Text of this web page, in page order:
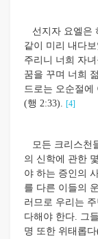
선지자 요엘은
같이 미리 내다
주리니 너희 자
꿈을 꾸며 너희
드로는 오순절에
(행 2:33). [4]
모든 크리스천
의 신학에 관한
야 하는 증인의
를 다른 이들의
러므로 우리는
다해야 한다. 그
명 또한 위태롭